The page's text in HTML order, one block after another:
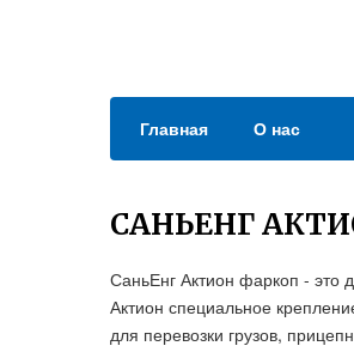
Главная О нас
САНЬЕНГ
СаньЕнг Актион фаркоп - это
Актион специальное
для перевозки грузов,